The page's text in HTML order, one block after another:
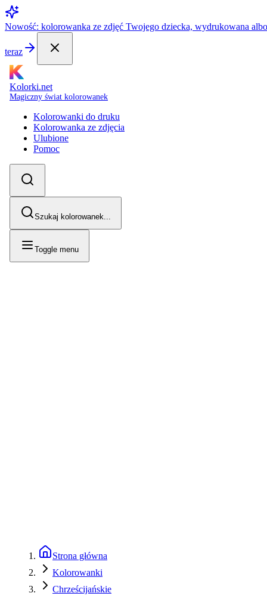
Nowość: kolorowanka ze zdjęć Twojego dziecka, wydrukowana
teraz
Kolorki.net
Magiczny świat kolorowanek
Kolorowanki do druku
Kolorowanka ze zdjęcia
Ulubione
Pomoc
Szukaj kolorowanek...
Toggle menu
Strona główna
Kolorowanki
Chrześcijańskie